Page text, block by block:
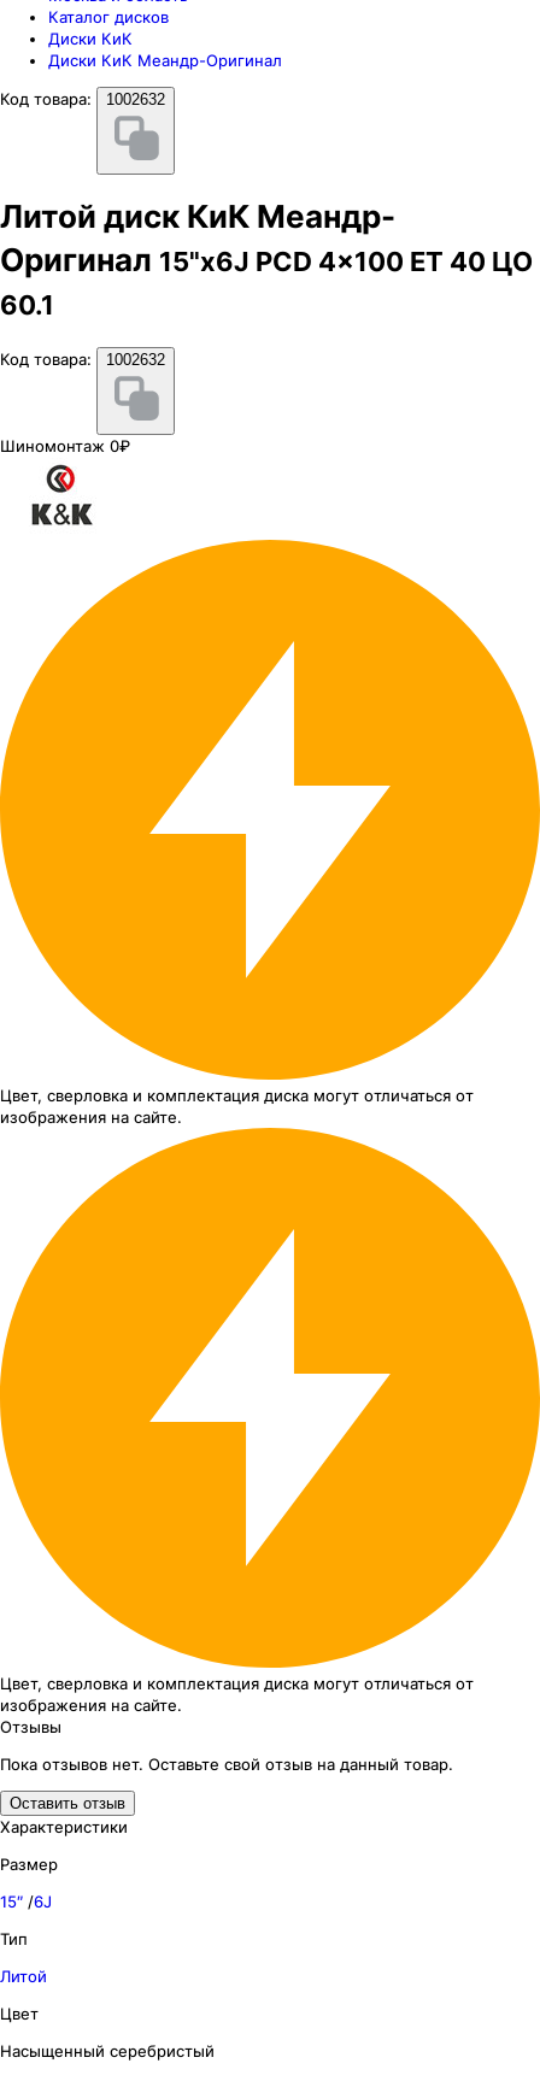
Каталог дисков
Диски КиК
Диски КиК Меандр-Оригинал
Код товара:
1002632
Литой диск КиК Меандр-
Оригинал 15"x6J PCD 4x100 ЕТ 40 ЦО
60.1
Код товара: 1002632
Шиномонтаж 0₽
Цвет, сверловка и комплектация диска могут отличаться от
изображения на сайте.
Цвет, сверловка и комплектация диска могут отличаться от
изображения на сайте.
Отзывы
Пока отзывов нет. Оставьте свой отзыв на данный товар.
Оставить отзыв
Характеристики
Размер
15″ /6J
Тип
Литой
Цвет
Насыщенный серебристый